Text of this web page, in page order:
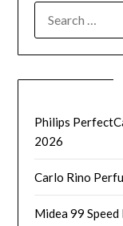
Philips
2026
Carlo Rino
Midea 99